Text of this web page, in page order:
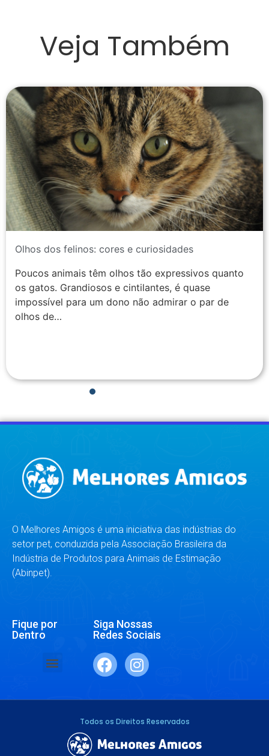
Veja Também
Olhos dos felinos: cores e curiosidades
Poucos animais têm olhos tão expressivos quanto
os gatos. Grandiosos e cintilantes, é quase
impossível para um dono não admirar o par de
olhos de…
O Melhores Amigos é uma iniciativa das indústrias do
setor pet, conduzida pela Associação Brasileira da
Indústria de Produtos para Animais de Estimação
(Abinpet).
Fique por
Dentro
Siga Nossas
Redes Sociais
Todos os Direitos Reservados